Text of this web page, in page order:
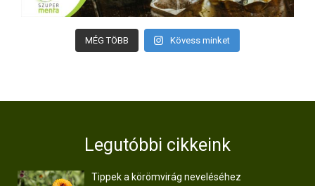
MÉG TÖBB Kövess minket
Legutóbbi cikkeink
Tippek a körömvirág neveléséhez